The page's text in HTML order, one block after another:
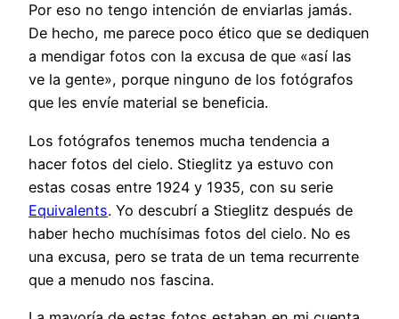
Por eso no tengo intención de enviarlas jamás.
De hecho, me parece poco ético que se dediquen
a mendigar fotos con la excusa de que «así las
ve la gente», porque ninguno de los fotógrafos
que les envíe material se beneficia.
Los fotógrafos tenemos mucha tendencia a
hacer fotos del cielo. Stieglitz ya estuvo con
estas cosas entre 1924 y 1935, con su serie
Equivalents. Yo descubrí a Stieglitz después de
haber hecho muchísimas fotos del cielo. No es
una excusa, pero se trata de un tema recurrente
que a menudo nos fascina.